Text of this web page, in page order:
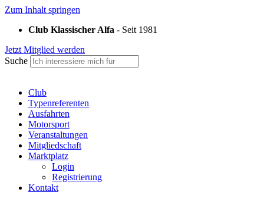
Zum Inhalt springen
Club Klassischer Alfa - Seit 1981
Jetzt Mitglied werden
Suche
Club
Typenreferenten
Ausfahrten
Motorsport
Veranstaltungen
Mitgliedschaft
Marktplatz
Login
Registrierung
Kontakt